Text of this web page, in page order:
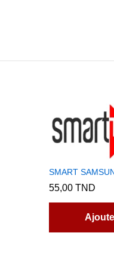
SMART
55,00 TND